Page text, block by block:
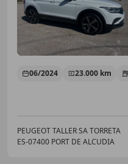
06/2024 23.000 km
PEUGEOT TALLER SA TORRETA
ES-07400 PORT DE ALCUDIA